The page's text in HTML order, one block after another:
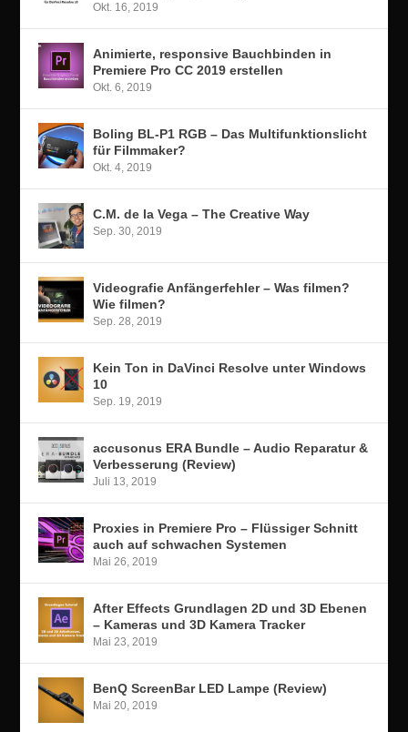
Okt. 16, 2019
Animierte, responsive Bauchbinden in
Premiere Pro CC 2019 erstellen
Okt. 6, 2019
Boling BL-P1 RGB – Das Multifunktionslicht
für Filmmaker?
Okt. 4, 2019
C.M. de la Vega – The Creative Way
Sep. 30, 2019
Videografie Anfängerfehler – Was filmen?
Wie filmen?
Sep. 28, 2019
Kein Ton in DaVinci Resolve unter Windows
10
Sep. 19, 2019
accusonus ERA Bundle – Audio Reparatur &
Verbesserung (Review)
Juli 13, 2019
Proxies in Premiere Pro – Flüssiger Schnitt
auch auf schwachen Systemen
Mai 26, 2019
After Effects Grundlagen 2D und 3D Ebenen
– Kameras und 3D Kamera Tracker
Mai 23, 2019
BenQ ScreenBar LED Lampe (Review)
Mai 20, 2019